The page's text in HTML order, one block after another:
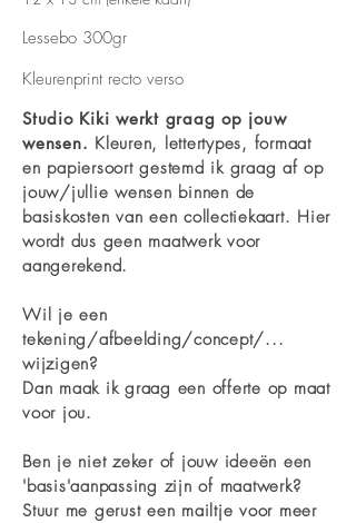
Lessebo 300gr
Kleurenprint recto verso
Studio Kiki werkt graag op jouw
wensen. Kleuren, lettertypes, formaat
en papiersoort gestemd ik graag af op
jouw/jullie wensen binnen de
basiskosten van een collectiekaart. Hier
wordt dus geen maatwerk voor
aangerekend.
Wil je een
tekening/afbeelding/concept/...
wijzigen?
Dan maak ik graag een offerte op maat
voor jou.
Ben je niet zeker of jouw ideeën een
'basis'aanpassing zijn of maatwerk?
Stuur me gerust een mailtje voor meer